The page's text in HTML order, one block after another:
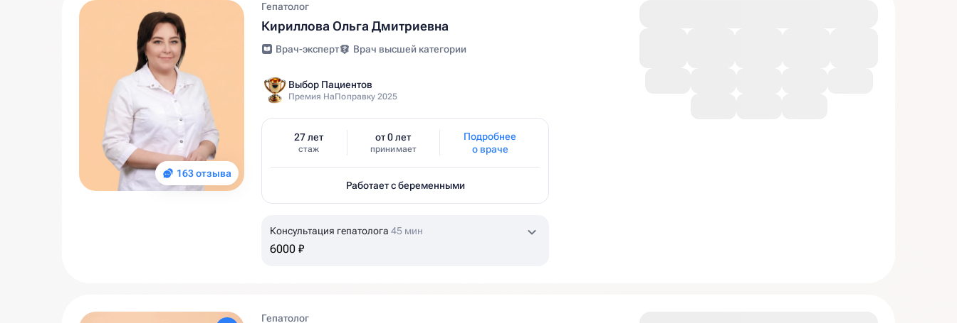
163 отзыва
Гепатолог
Кириллова Ольга Дмитриевна
Врач-эксперт Врач высшей категории
Выбор Пациентов
Премия НаПоправку 2025
27 лет
стаж
от 0 лет
принимает
Подробнее
о враче
Работает с беременными
Консультация гепатолога 45 мин
6000 ₽
Гепатолог